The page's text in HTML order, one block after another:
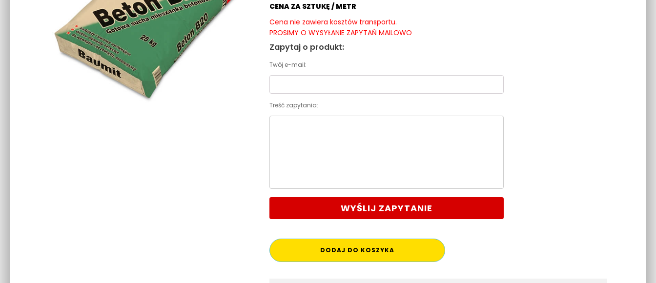
CENA ZA SZTUKĘ / METR
Cena nie zawiera kosztów transportu.
PROSIMY O WYSYŁANIE ZAPYTAŃ MAILOWO
Zapytaj o produkt:
Twój e-mail:
Treść zapytania:
WYŚLIJ ZAPYTANIE
DODAJ DO KOSZYKA